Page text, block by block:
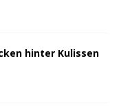
hinter Kulissen